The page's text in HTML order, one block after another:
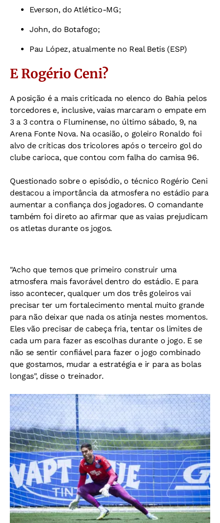
Everson, do Atlético-MG;
John, do Botafogo;
Pau López, atualmente no Real Betis (ESP)
E Rogério Ceni?
A posição é a mais criticada no elenco do Bahia pelos
torcedores e, inclusive, vaias marcaram o empate em
3 a 3 contra o Fluminense, no último sábado, 9, na
Arena Fonte Nova. Na ocasião, o goleiro Ronaldo foi
alvo de críticas dos tricolores após o terceiro gol do
clube carioca, que contou com falha do camisa 96.
Questionado sobre o episódio, o técnico Rogério Ceni
destacou a importância da atmosfera no estádio para
aumentar a confiança dos jogadores. O comandante
também foi direto ao afirmar que as vaias prejudicam
os atletas durante os jogos.
"Acho que temos que primeiro construir uma
atmosfera mais favorável dentro do estádio. E para
isso acontecer, qualquer um dos três goleiros vai
precisar ter um fortalecimento mental muito grande
para não deixar que nada os atinja nestes momentos.
Eles vão precisar de cabeça fria, tentar os limites de
cada um para fazer as escolhas durante o jogo. E se
não se sentir confiável para fazer o jogo combinado
que gostamos, mudar a estratégia e ir para as bolas
longas", disse o treinador.